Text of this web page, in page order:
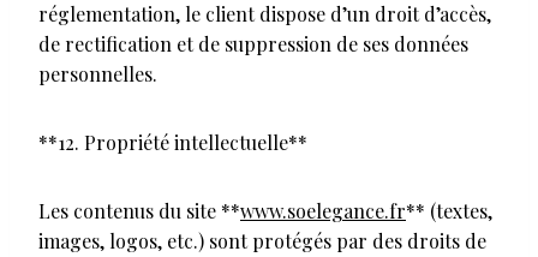
réglementation, le client dispose d’un droit d’accès,
de rectification et de suppression de ses données
personnelles.
**12. Propriété intellectuelle**
Les contenus du site **www.soelegance.fr** (textes,
images, logos, etc.) sont protégés par des droits de